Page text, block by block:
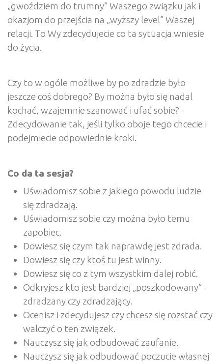
„gwoździem do trumny” Waszego związku jak i
okazjom do przejścia na „wyższy level” Waszej
relacji. To Wy zdecydujecie co ta sytuacja wniesie
do życia.
Czy to w ogóle możliwe by po zdradzie było
jeszcze coś dobrego? By można było się nadal
kochać, wzajemnie szanować i ufać sobie? -
Zdecydowanie tak, jeśli tylko oboje tego chcecie i
podejmiecie odpowiednie kroki.
Co da ta sesja?
Uświadomisz sobie z jakiego powodu ludzie
się zdradzają.
Uświadomisz sobie czy można było temu
zapobiec.
Dowiesz się czym tak naprawdę jest zdrada.
Dowiesz się czy ktoś tu jest winny.
Dowiesz się co z tym wszystkim dalej robić.
Odkryjesz kto jest bardziej „poszkodowany” -
zdradzany czy zdradzający.
Ocenisz i zdecydujesz czy chcesz się rozstać czy
walczyć o ten związek.
Nauczysz się jak odbudować zaufanie.
Nauczysz się jak odbudować poczucie własnej